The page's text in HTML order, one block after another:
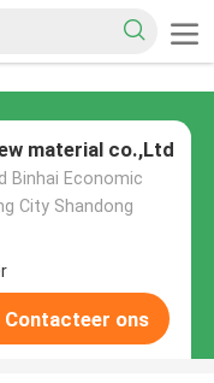
material co.,Ltd
Binhai Economic
City Shandong
Contacteer ons